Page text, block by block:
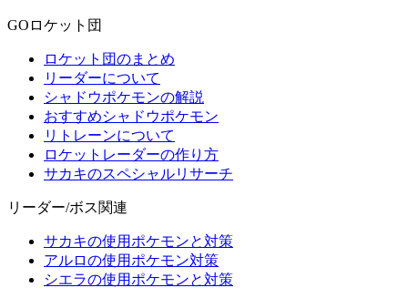
GOロケット団
ロケット団のまとめ
リーダーについて
シャドウポケモンの解説
おすすめシャドウポケモン
リトレーンについて
ロケットレーダーの作り方
サカキのスペシャルリサーチ
リーダー/ボス関連
サカキの使用ポケモンと対策
アルロの使用ポケモン対策
シエラの使用ポケモンと対策